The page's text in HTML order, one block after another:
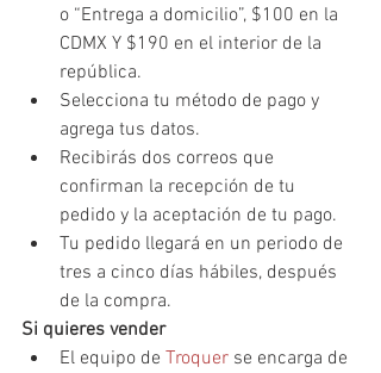
o “Entrega a domicilio”, $100 en la
CDMX Y $190 en el interior de la
república.
Selecciona tu método de pago y
agrega tus datos.
Recibirás dos correos que
confirman la recepción de tu
pedido y la aceptación de tu pago.
Tu pedido llegará en un periodo de
tres a cinco días hábiles, después
de la compra.
Si quieres vender
El equipo de Troquer se encarga de